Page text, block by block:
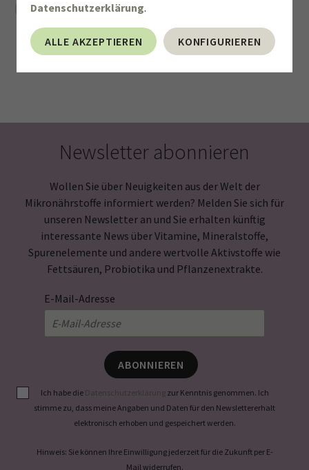
Datenschutzerklärung.
ALLE AKZEPTIEREN KONFIGURIEREN
WEITERLESEN
Newsletter abonnieren
Wollen Sie über Neuigkeiten aus der Welt der
Mikronährstoffe informiert werden? Melden Sie sich für
unseren Newsletter an und Sie erhalten künftig
interessante News über Vitamine, Mineralstoffe,
Spurenelemente und andere wertvolle Aktivstoffe wie
Fettsäuren, Probiotika und Pflanzenextrakte.
E-Mail-Adresse
ABONNIEREN
Ich habe die Datenschutzerklärung zur Kenntnis genommen. Ich
stimme zu, dass meine Angaben und Daten für den Newslettererhalt
elektronisch erhoben und gespeichert werden.
Hinweis: Sie können Ihre Einwilligung jederzeit für die Zukunft per E-
Mail widerrufen.